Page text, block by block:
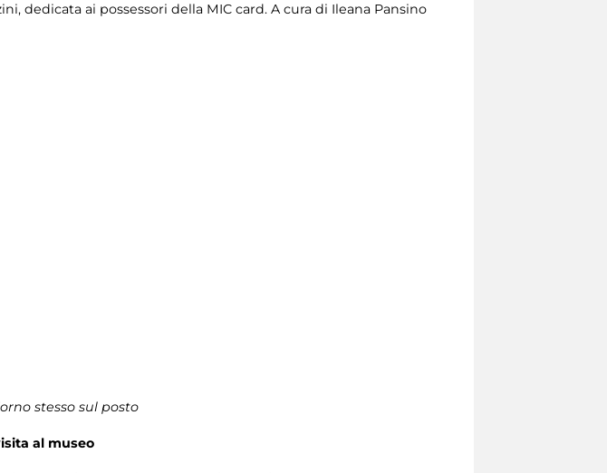
dedicata ai possessori della MIC card. A cura di Ileana Pansino
stesso sul posto
al museo